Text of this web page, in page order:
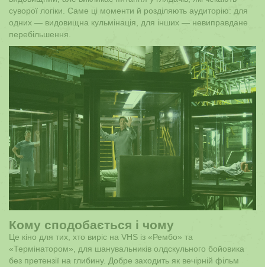
суворої логіки. Саме ці моменти й розділяють аудиторію: для
одних — видовищна кульмінація, для інших — невиправдане
перебільшення.
Кому сподобається і чому
Це кіно для тих, хто виріс на VHS із «Рембо» та
«Термінатором», для шанувальників олдскульного бойовика
без претензії на глибину. Добре заходить як вечірній фільм